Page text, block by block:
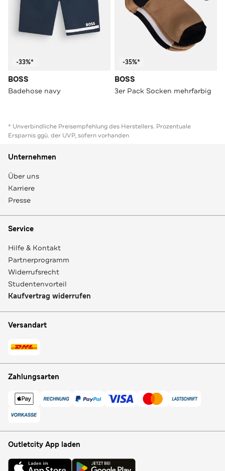
-33%*
BOSS
Badehose navy
-35%*
BOSS
3er Pack Socken mehrfarbig
* Unverbindliche Preisempfehlung des Herstellers. Prozentuale
Ersparnis ggü. der UVP, sofern vorhanden
Unternehmen
Über uns
Karriere
Presse
Service
Hilfe & Kontakt
Partnerprogramm
Widerrufsrecht
Studentenvorteil
Kaufvertrag widerrufen
Versandart
Zahlungsarten
Outletcity App laden